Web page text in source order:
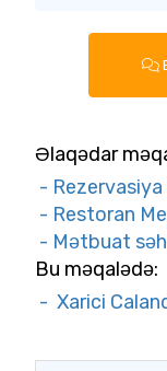
Əlaqədar
-
- Restoran
- Mətbuat
Bu məqalədə:
- Xarici